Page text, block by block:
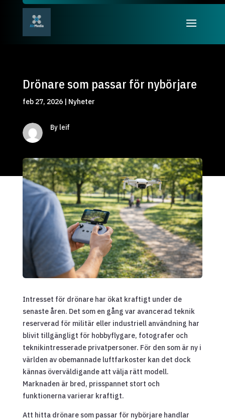
Drönare som passar för nybörjare
feb 27, 2026| Nyheter
By leif
Intresset för drönare har ökat kraftigt under de
senaste åren. Det som en gång var avancerad teknik
reserverad för militär eller industriell användning har
blivit tillgängligt för hobbyflygare, fotografer och
teknikintresserade privatpersoner. För den som är ny i
världen av obemannade luftfarkoster kan det dock
kännas överväldigande att välja rätt modell.
Marknaden är bred, prisspannet stort och
funktionerna varierar kraftigt.
Att hitta drönare som passar för nybörjare handlar